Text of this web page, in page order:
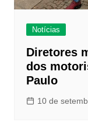
Notícias
Diretores
dos
Paulo
10 de